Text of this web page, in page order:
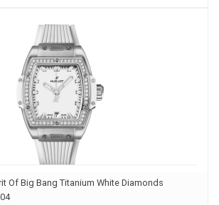
Of Big Bang Titanium White Diamonds